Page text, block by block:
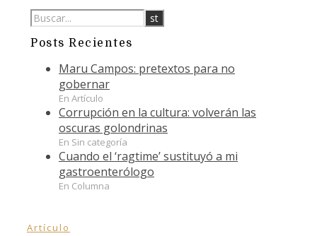
Posts Recientes
Maru Campos: pretextos para no
gobernar
En Artículo
Corrupción en la cultura: volverán las
oscuras golondrinas
En Sin categoría
Cuando el ‘ragtime’ sustituyó a mi
gastroenterólogo
En Columna
Artículo